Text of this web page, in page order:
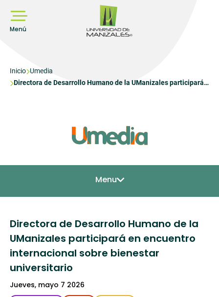
contenido
principal
Menú
Sobrescribir
enlaces
Inicio Umedia
Directora de Desarrollo Humano de la UManizales participará
Menu
Directora de Desarrollo Humano de la
UManizales participará en encuentro
internacional sobre bienestar
universitario
jueves, mayo 7 2026